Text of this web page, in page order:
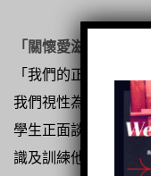
「關懷愛滋」高級政
「我們的正面性教
我們視性為生活的一
學生正面談性，並就
識及訓練他們與伴侶